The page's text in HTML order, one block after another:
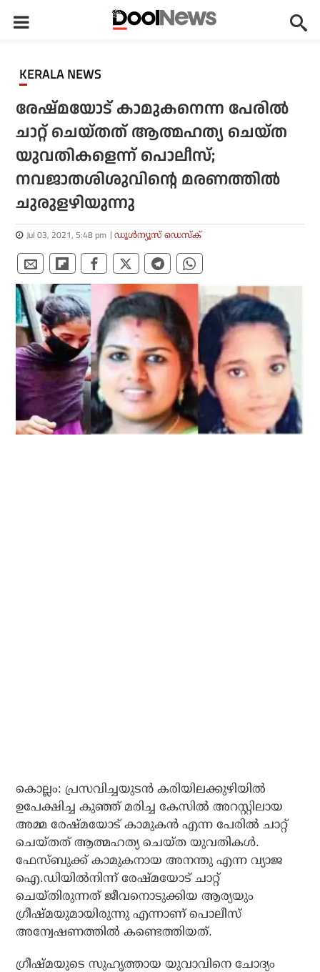
KERALA NEWS
രേഷ്മയോട് കാമുകനെന്ന പേരില്‍
ചാറ്റ് ചെയ്തത് ആത്മഹത്യ ചെയ്ത
യുവതികളെന്ന് പൊലീസ്;
നവജാതശിശുവിന്റെ മരണത്തില്‍
ചുരുളഴിയുന്നു
Jul 03, 2021, 5:48 pm ഡൂള്‍ന്യൂസ് ഡെസ്‌ക്
കൊല്ലം: പ്രസവിച്ചയുടന്‍ കരിയിലക്കുഴിയില്‍
ഉപേക്ഷിച്ച കുഞ്ഞ് മരിച്ച കേസില്‍ അറസ്റ്റിലായ
അമ്മ രേഷ്മയോട് കാമുകന്‍ എന്ന പേരില്‍ ചാറ്റ്
ചെയ്തത് ആത്മഹത്യ ചെയ്ത യുവതികള്‍.
ഫേസ്ബുക്ക് കാമുകനായ അനന്തു എന്ന വ്യാജ
ഐ.ഡിയില്‍നിന്ന് രേഷ്മയോട് ചാറ്റ്
ചെയ്തിരുന്നത് ജീവനൊടുക്കിയ ആര്യയും
ഗ്രീഷ്മയുമായിരുന്നു എന്നാണ് പൊലീസ്
അന്വേഷണത്തില്‍ കണ്ടെത്തിയത്.
ഗ്രീഷ്മയുടെ സുഹൃത്തായ യുവാവിനെ ചോദ്യം